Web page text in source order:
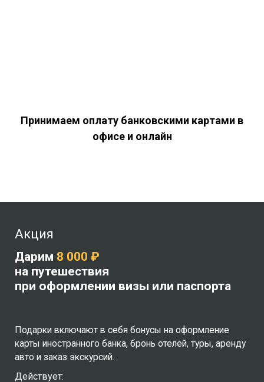
Принимаем оплату банковскими картами в
офисе и онлайн
Акция
Дарим 8 000 ₽
на путешествия
при оформлении визы или паспорта
Подарки включают в себя бонусы на оформление
карты иностранного банка, бронь отелей, туры, аренду
авто и заказ экскурсий.
Действует: